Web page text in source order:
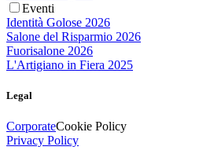
Eventi
Identità Golose 2026
Salone del Risparmio 2026
Fuorisalone 2026
L'Artigiano in Fiera 2025
Legal
CorporateCookie Policy
Privacy Policy